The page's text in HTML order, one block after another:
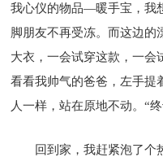
我心仪的物品—暖手宝，我
脚朋友不再受冻。而这边的
大衣，一会试穿这款，一会
看看我帅气的爸爸，左手提
人一样，站在原地不动。“
回到家，我赶紧泡了个